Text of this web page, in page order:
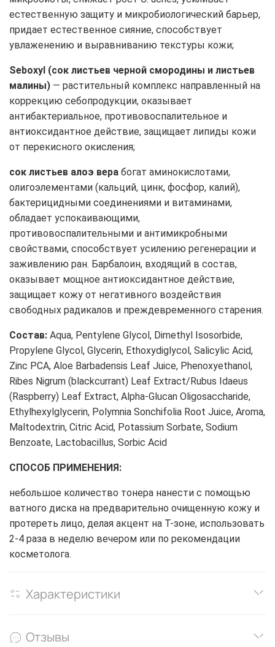
естественную защиту и микробиологический барьер,
придает естественное сияние, способствует
увлаженению и выравниванию текстуры кожи;
Seboxyl (сок листьев черной смородины и листьев
малины) — растительный комплекс направленный на
коррекцию себопродукции, оказывает
антибактериальное, противовоспалительное и
антиоксидантное действие, защищает липиды кожи
от перекисного окисления;
сок листьев алоэ вера богат аминокислотами,
олигоэлементами (кальций, цинк, фосфор, калий),
бактерицидными соединениями и витаминами,
обладает успокаивающими,
противовоспалительными и антимикробными
свойствами, способствует усилению регенерации и
заживлению ран. Барбалоин, входящий в состав,
оказывает мощное антиоксидантное действие,
защищает кожу от негативного воздействия
свободных радикалов и преждевременного старения.
Состав: Aqua, Pentylene Glycol, Dimethyl Isosorbide,
Propylene Glycol, Glycerin, Ethoxydiglycol, Salicylic Acid,
Zinc PCA, Aloe Barbadensis Leaf Juice, Phenoxyethanol,
Ribes Nigrum (blackcurrant) Leaf Extract/Rubus Idaeus
(Raspberry) Leaf Extract, Alpha-Glucan Oligosaccharide,
Ethylhexylglycerin, Polymnia Sonchifolia Root Juice, Aroma,
Maltodextrin, Citric Acid, Potassium Sorbate, Sodium
Benzoate, Lactobacillus, Sorbic Acid
СПОСОБ ПРИМЕНЕНИЯ:
небольшое количество тонера нанести с помощью
ватного диска на предварительно очищенную кожу и
протереть лицо, делая акцент на Т-зоне, использовать
2-4 раза в неделю вечером или по рекомендации
косметолога.
Характеристики
Отзывы